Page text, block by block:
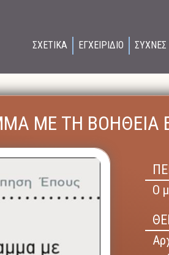
ΣΧΕΤΙΚΑ ΕΓΧΕΙΡΙΔΙΟ ΣΥΧΝΕΣ
ΜΕ ΤΗ ΒΟΗΘΕΙΑ
Ο